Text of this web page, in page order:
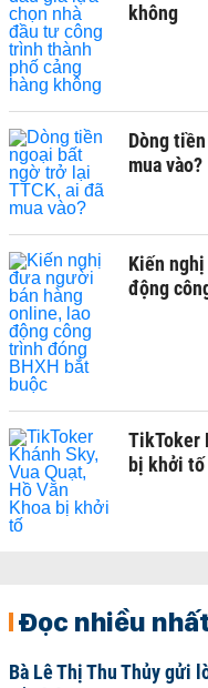
không
Dòng
mua vào?
Kiến
động
TikToker
bị khởi tố
Đọc nhiều
Bà Lê Thị Thu Thủy gửi